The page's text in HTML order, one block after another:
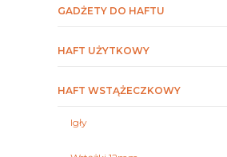
GADŻETY DO HAFTU
HAFT UŻYTKOWY
HAFT WSTĄŻECZKOWY
Igły